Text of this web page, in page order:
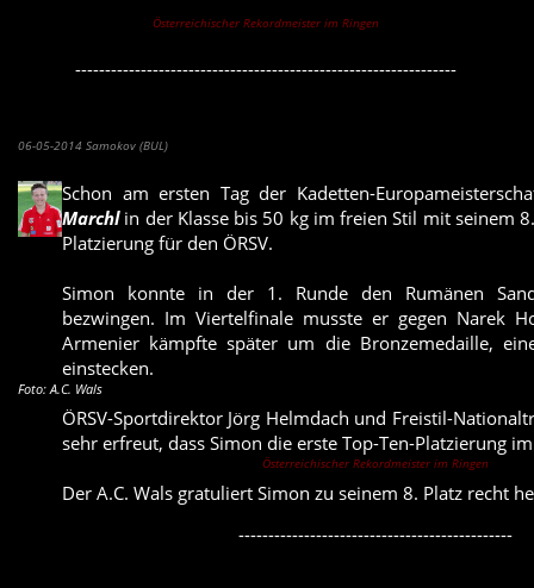
Österreichischer Rekordmeister im Ringen
----------------------------------------------------------------
06-05-2014 Samokov (BUL)
Schon am ersten Tag der Kadetten-
Marchlin der Klasse bis 50 kg im freien Stil mit seinem
Platzierung für den ÖRSV.
Simon konnte in der 1. Runde den Rumänen
bezwingen. Im Viertelfinale musste er gegen Narek
Armenier kämpfte später um die Bronzemedaille,
einstecken.
ÖRSV-Sportdirektor Jörg Helmdach und Freistil-
sehr erfreut, dass Simon die erste Top-Ten-Platzierung
Der A.C. Wals gratuliert Simon zu seinem 8. Platz recht
Foto: A.C. Wals
Österreichischer Rekordmeister im Ringen
----------------------------------------------